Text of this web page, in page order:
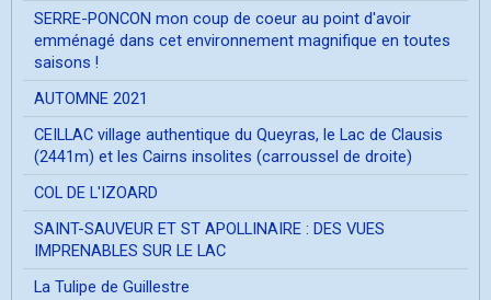
SERRE-PONCON mon coup de coeur au point d'avoir
emménagé dans cet environnement magnifique en toutes
saisons !
AUTOMNE 2021
CEILLAC village authentique du Queyras, le Lac de Clausis
(2441m) et les Cairns insolites (carroussel de droite)
COL DE L'IZOARD
SAINT-SAUVEUR ET ST APOLLINAIRE : DES VUES
IMPRENABLES SUR LE LAC
La Tulipe de Guillestre